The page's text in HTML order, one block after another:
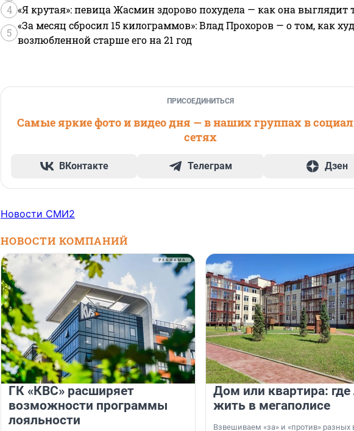
4 «Я крутая»: певица Жасмин здорово похудела — как она выглядит
5
«За месяц сбросил 15 килограммов»: Влад Прохоров — о том, как
возлюбленной старше его на 21 год
ПРИСОЕДИНИТЬСЯ
Самые яркие фото и видео дня — в наших группах в
сетях
ВКонтакте Телеграм Дзен
Новости СМИ2
НОВОСТИ КОМПАНИЙ
ГК «КВС» расширяет
возможности программы
лояльности
Дом или квартира:
жить в мегаполисе
Взвешиваем «за» и «против» разных